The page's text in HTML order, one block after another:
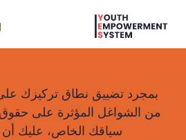
بمجرد تضييق نطاق تركيزك
من الشواغل المؤثرة على
سياقك الخاص، عليك أن